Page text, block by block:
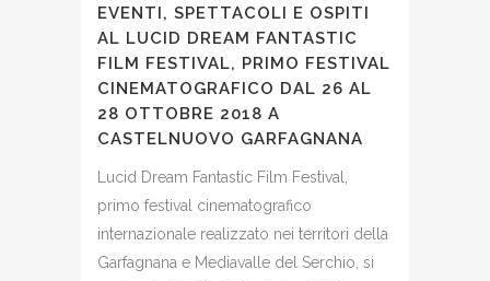
EVENTI, SPETTACOLI E OSPITI
AL LUCID DREAM FANTASTIC
FILM FESTIVAL, PRIMO FESTIVAL
CINEMATOGRAFICO DAL 26 AL
28 OTTOBRE 2018 A
CASTELNUOVO GARFAGNANA
Lucid Dream Fantastic Film Festival,
primo festival cinematografico
internazionale realizzato nei territori della
Garfagnana e Mediavalle del Serchio, si